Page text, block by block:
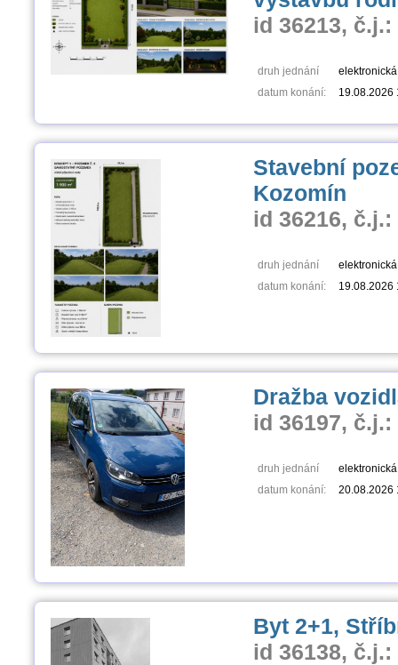
id 36213, č.j.:
druh jednání
datum konání:
19.08.2026
Stavební
Kozomín
id 36216, č.j.:
druh jednání
datum konání:
19.08.2026
Dražba
id 36197, č.j.:
druh jednání
datum konání:
20.08.2026
Byt 2+1,
id 36138, č.j.: